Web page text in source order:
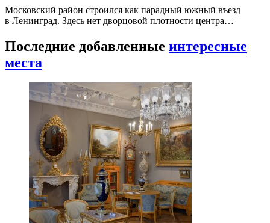
Московский район строился как парадный южный въезд
в Ленинград. Здесь нет дворцовой плотности центра…
Последние добавленные интересные
места